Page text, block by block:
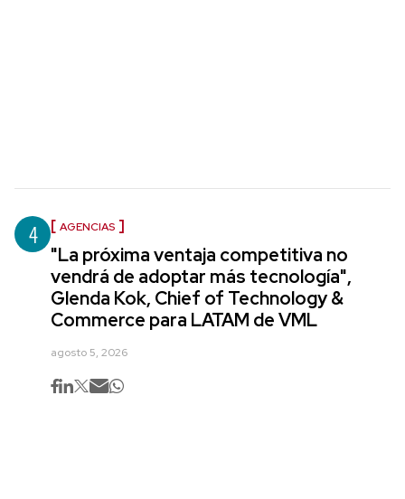
4 AGENCIAS
"La próxima ventaja competitiva no
vendrá de adoptar más tecnología",
Glenda Kok, Chief of Technology &
Commerce para LATAM de VML
agosto 5, 2026